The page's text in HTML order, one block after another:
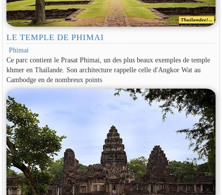
LE TEMPLE DE PHIMAI
Phimai
Ce parc contient le Prasat Phimai, un des plus beaux exemples de temple
khmer en Thaïlande. Son architecture rappelle celle d'Angkor Wat au
Cambodge en de nombreux points